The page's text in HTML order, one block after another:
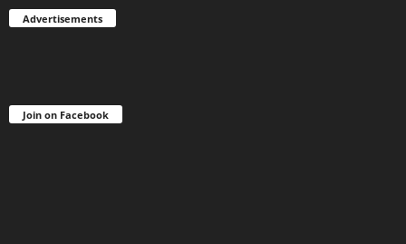
Advertisements
Join on Facebook